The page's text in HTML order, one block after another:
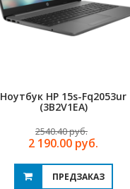
Ноутбук HP 15s-Fq2053ur
(3B2V1EA)
2540.40 руб.
2 190.00 руб.
ПРЕДЗАКАЗ